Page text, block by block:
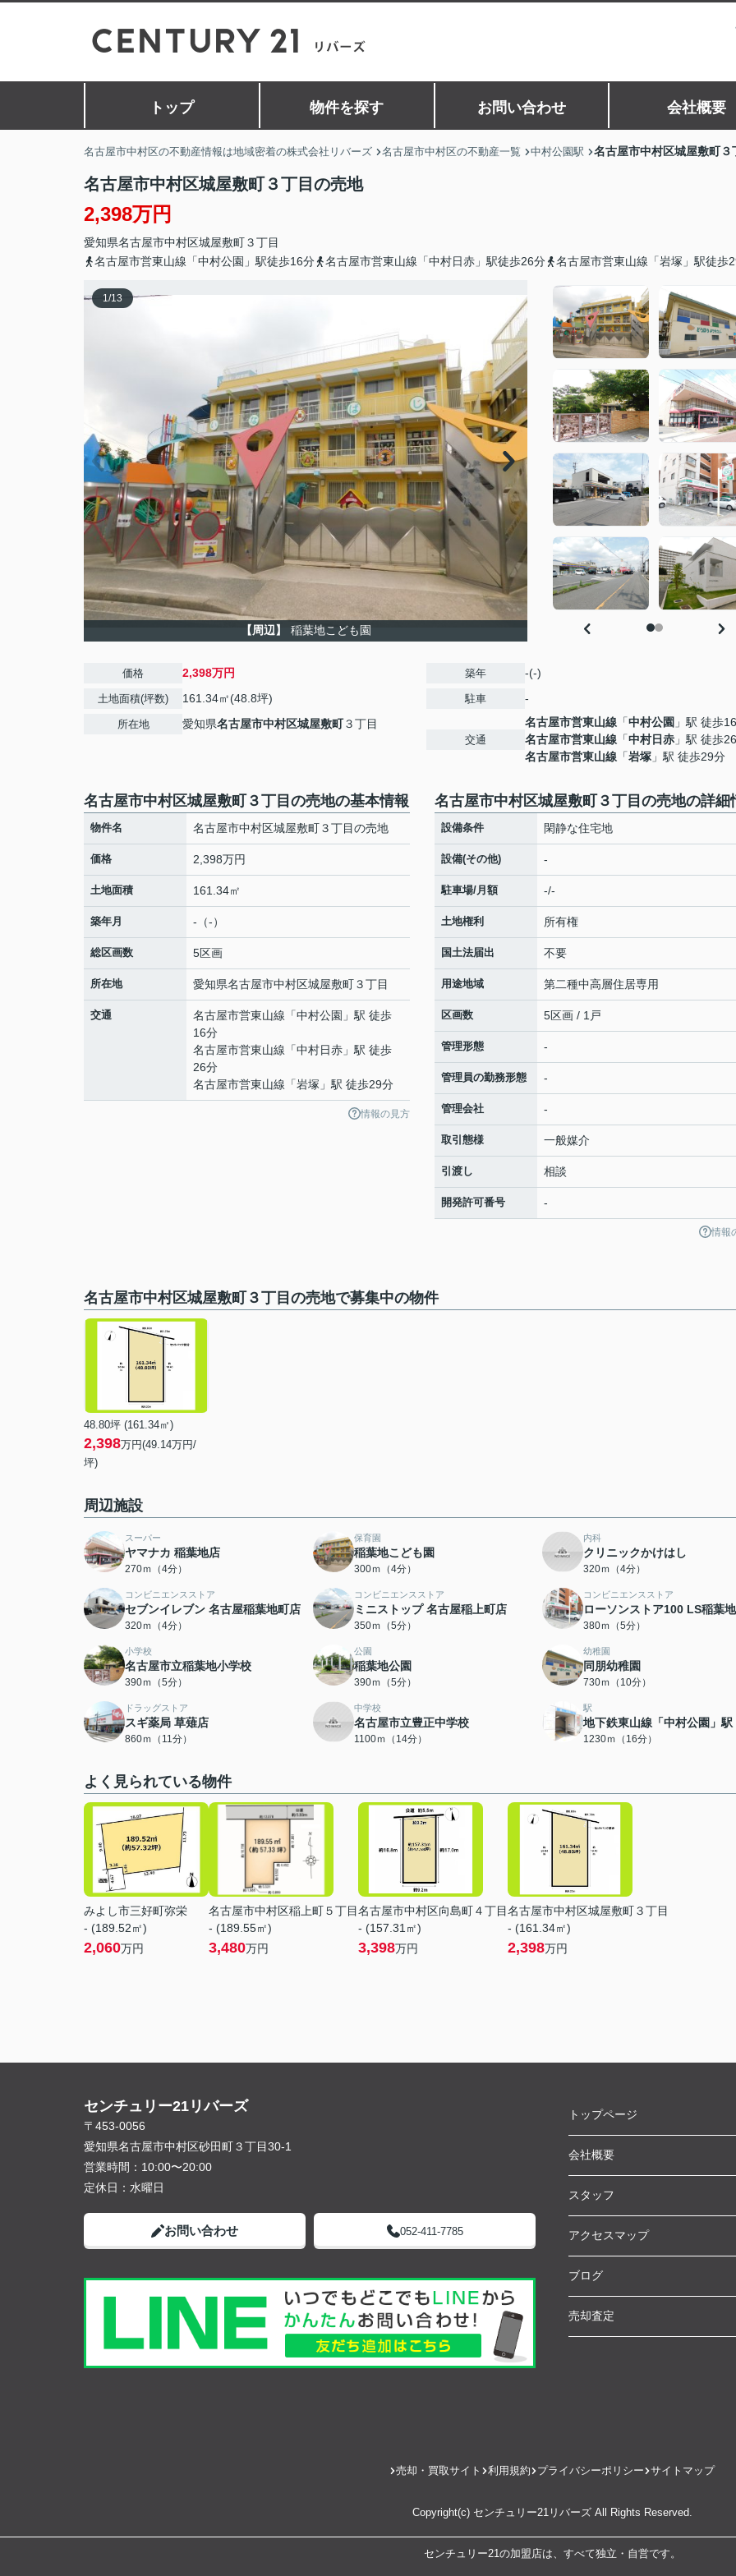
トップ 物件を探す お問い合わせ 会社概要
名古屋市中村区の不動産情報は地域密着の株式会社リバーズ 名古屋市中村区の不動産一覧 中村公園駅 名古屋市中村区城屋敷町３
名古屋市中村区城屋敷町３丁目の売地
2,398万円
愛知県名古屋市中村区城屋敷町３丁目
名古屋市営東山線「中村公園」駅徒歩16分
名古屋市営東山線「中村日赤」駅徒歩26分 名古屋市営東山線「岩塚」駅徒歩
1/13
【周辺】 稲葉地こども園
価格 2,398万円
土地面積(坪数) 161.34㎡(48.8坪)
所在地 愛知県名古屋市中村区城屋敷町３丁目
築年 -(-)
駐車 -
交通
名古屋市営東山線 「中村公園 」駅 徒歩
名古屋市営東山線 「中村日赤 」駅 徒歩
名古屋市営東山線 「岩塚 」駅 徒歩29分
名古屋市中村区城屋敷町３丁目の売地の基本情報
物件名 名古屋市中村区城屋敷町３丁目の売地
価格 2,398万円
土地面積 161.34㎡
築年月 -（-）
総区画数 5区画
所在地 愛知県名古屋市中村区城屋敷町３丁目
交通 名古屋市営東山線 「中村公園 」駅 徒歩
16分
名古屋市営東山線 「中村日赤 」駅 徒歩
26分
名古屋市営東山線 「岩塚 」駅 徒歩29分
情報の見方
名古屋市中村区城屋敷町３丁目の売地の詳細
設備条件 閑静な住宅地
設備(その他) -
駐車場/月額 -/-
土地権利 所有権
国土法届出 不要
用途地域 第二種中高層住居専用
区画数 5区画 / 1戸
管理形態 -
管理員の勤務形態 -
管理会社 -
取引態様 一般媒介
引渡し 相談
開発許可番号 -
情報
名古屋市中村区城屋敷町３丁目の売地で募集中の物件
48.80坪 (161.34㎡)
2,398万円(49.14万円/
坪)
周辺施設
スーパー
ヤマナカ 稲葉地店
270ｍ（4分）
保育園
稲葉地こども園
300ｍ（4分）
内科
クリニックかけはし
320ｍ（4分）
コンビニエンスストア
セブンイレブン 名古屋稲葉地町店
320ｍ（4分）
コンビニエンスストア
ミニストップ 名古屋稲上町店
350ｍ（5分）
コンビニエンスストア
ローソンストア100 LS稲葉
380ｍ（5分）
小学校
名古屋市立稲葉地小学校
390ｍ（5分）
公園
稲葉地公園
390ｍ（5分）
幼稚園
同朋幼稚園
730ｍ（10分）
ドラッグストア
スギ薬局 草薙店
860ｍ（11分）
中学校
名古屋市立豊正中学校
1100ｍ（14分）
駅
地下鉄東山線「中村公園」駅
1230ｍ（16分）
よく見られている物件
みよし市三好町弥栄
- (189.52㎡)
2,060万円
名古屋市中村区稲上町５丁目
- (189.55㎡)
3,480万円
名古屋市中村区向島町４丁目
- (157.31㎡)
3,398万円
名古屋市中村区城屋敷町３丁目
- (161.34㎡)
2,398万円
センチュリー21リバーズ
〒453-0056
愛知県名古屋市中村区砂田町３丁目30-1
営業時間： 10:00〜20:00
定休日： 水曜日
お問い合わせ 052-411-7785
トップページ
会社概要
スタッフ
アクセスマップ
ブログ
売却査定
売却・買取サイト 利用規約 プライバシーポリシー サイトマップ
Copyright(c) センチュリー21リバーズ All Rights Reserved.
センチュリー21の加盟店は、すべて独立・自営です。